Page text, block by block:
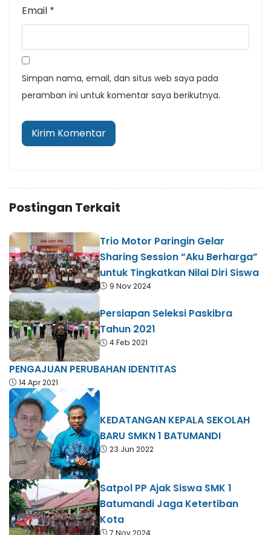
Email *
Simpan nama, email, dan situs web saya pada
peramban ini untuk komentar saya berikutnya.
Postingan Terkait
Trio Motor Paringin Gelar
Sharing Session “Aku Berharga”
untuk Tingkatkan Nilai Diri Siswa
9 Nov 2024
Persiapan Seleksi Paskibra
Tahun 2021
4 Feb 2021
PENGAJUAN PERUBAHAN IDENTITAS
14 Apr 2021
KEDATANGAN KEPALA SEKOLAH
BARU SMKN 1 BATUMANDI
23 Jun 2022
Satpol PP Ajak Siswa SMK 1
Batumandi Jaga Ketertiban
Kota
7 Nov 2024